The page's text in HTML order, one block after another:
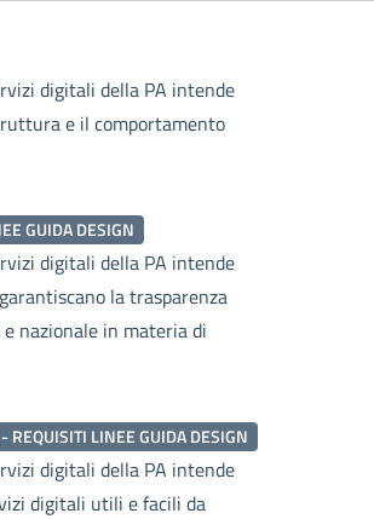
digitali della PA intende
e il comportamento
GUIDA DESIGN
digitali della PA intende
la trasparenza
nazionale in materia di
REQUISITI LINEE GUIDA DESIGN
digitali della PA intende
digitali utili e facili da